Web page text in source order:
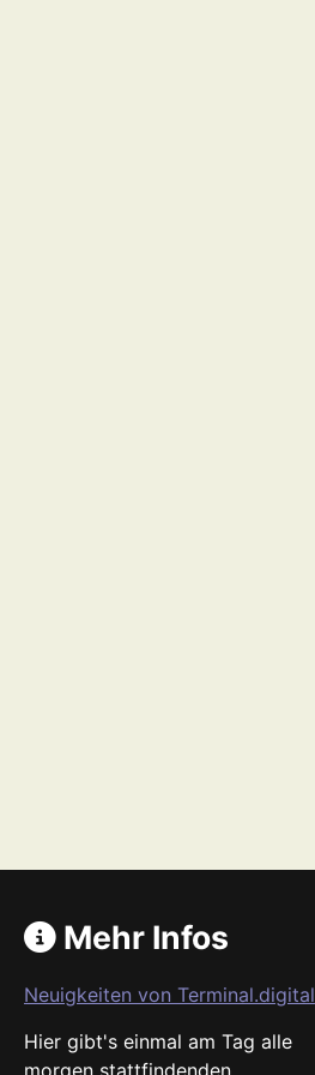
Mehr Infos
Neuigkeiten von Terminal.digital
Hier gibt's einmal am Tag alle
morgen stattfindenden